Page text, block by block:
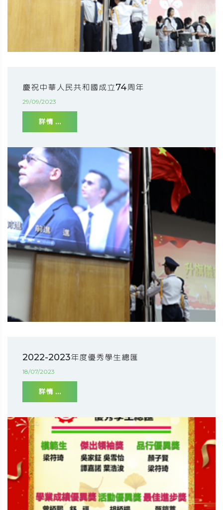
慶祝中華人民共和國成立74周年
29/09/2023
詳情 ...
2022-2023年度優秀學生總匯
18/07/2023
詳情 ...